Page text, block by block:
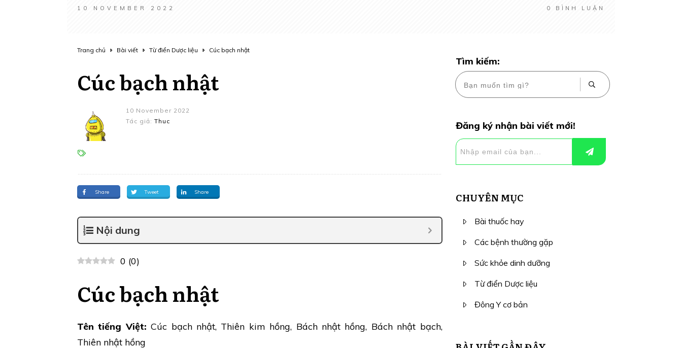
10 NOVEMBER 2022 0 BÌNH LUẬN
Trang chủ Bài viết Từ điển Dược liệu Cúc bạch nhật
Cúc bạch nhật
10 November 2022
Tác giả: Thuc
Share Tweet Share
Nội dung
0 (0)
Cúc bạch nhật
Tên tiếng Việt: Cúc bạch nhật, Thiên kim hồng, Bách nhật hồng, Bách nhật bạch,
Thiên nhật hồng
Tìm kiếm:
Đăng ký nhận bài viết mới!
CHUYÊN MỤC
Bài thuốc hay
Các bệnh thường gặp
Sức khỏe dinh dưỡng
Từ điển Dược liệu
Đông Y cơ bản